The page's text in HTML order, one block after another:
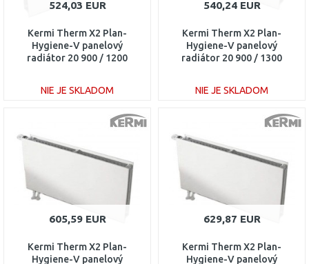
524,03 EUR
Kermi Therm X2 Plan-
Hygiene-V panelový
radiátor 20 900 / 1200
NIE JE SKLADOM
DO KOŠÍKA
Porovnať
540,24 EUR
Kermi Therm X2 Plan-
Hygiene-V panelový
radiátor 20 900 / 1300
NIE JE SKLADOM
DO KOŠÍKA
Porovnať
605,59 EUR
Kermi Therm X2 Plan-
Hygiene-V panelový
629,87 EUR
Kermi Therm X2 Plan-
Hygiene-V panelový